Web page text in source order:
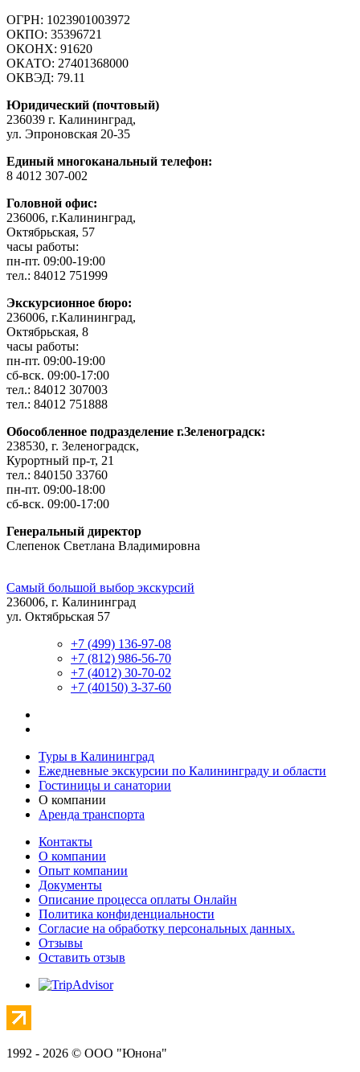
ОГРН: 1023901003972
ОКПО: 35396721
ОКОНХ: 91620
ОКАТО: 27401368000
ОКВЭД: 79.11
Юридический (почтовый)
236039 г. Калининград,
ул. Эпроновская 20-35
Единый многоканальный телефон:
8 4012 307-002
Головной офис:
236006, г.Калининград,
Октябрьская, 57
часы работы:
пн-пт. 09:00-19:00
тел.: 84012 751999
Экскурсионное бюро:
236006, г.Калининград,
Октябрьская, 8
часы работы:
пн-пт. 09:00-19:00
сб-вск. 09:00-17:00
тел.: 84012 307003
тел.: 84012 751888
Обособленное подразделение г.Зеленоградск:
238530, г. Зеленоградск,
Курортный пр-т, 21
тел.: 840150 33760
пн-пт. 09:00-18:00
сб-вск. 09:00-17:00
Генеральный директор
Слепенок Светлана Владимировна
Самый большой выбор экскурсий
236006, г. Калининград
ул. Октябрьская 57
+7 (499) 136-97-08
+7 (812) 986-56-70
+7 (4012) 30-70-02
+7 (40150) 3-37-60
Туры в Калининград
Ежедневные экскурсии по Калининграду и области
Гостиницы и санатории
О компании
Аренда транспорта
Контакты
О компании
Опыт компании
Документы
Описание процесса оплаты Онлайн
Политика конфиденциальности
Согласие на обработку персональных данных.
Отзывы
Оставить отзыв
1992 - 2026 © ООО "Юнона"